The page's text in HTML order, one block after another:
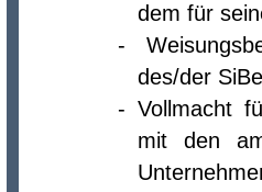
dem für
-
des/der
- Vollmacht
mit den